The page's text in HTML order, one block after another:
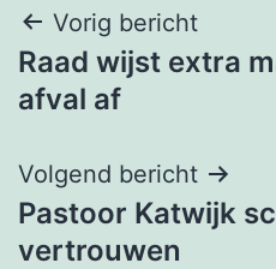
Bericht
navigatie
Vorig bericht
Raad wijst extra
afval af
Volgend bericht
Pastoor Katwijk
vertrouwen